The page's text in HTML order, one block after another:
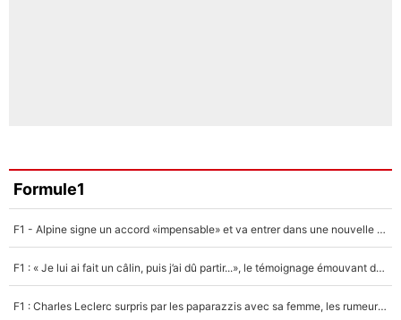
Formule1
F1 - Alpine signe un accord «impensable» et va entrer dans une nouvelle dimension : Grande nouvelle pour Pierre Gasly !
F1 : « Je lui ai fait un câlin, puis j’ai dû partir...», le témoignage émouvant de Max Verstappen sur sa fille
F1 : Charles Leclerc surpris par les paparazzis avec sa femme, les rumeurs étaient vraies !